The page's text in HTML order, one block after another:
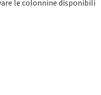
le colonnine disponibili